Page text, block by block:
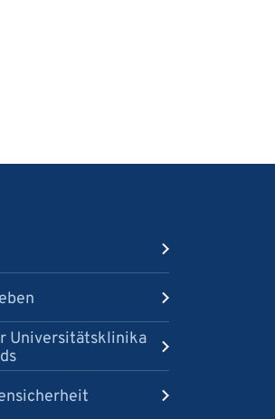
Universitätsklinika